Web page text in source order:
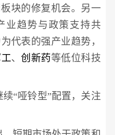
块的修复机会。另一
业趋势与政策支持共
代表的强产业趋势，
、创新药等低位科技
续“哑铃型”配置，关注